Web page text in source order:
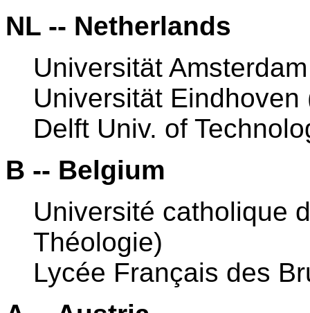
NL -- Netherlands
Universität
Universität
Delft Univ. of
B -- Belgium
Université catholique
Théologie)
Lycée Français des